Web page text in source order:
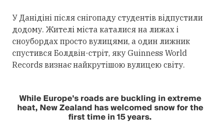
У Данідіні після снігопаду студентів відпустили
додому. Жителі міста каталися на лижах і
сноубордах просто вулицями, а один лижник
спустився Болдвін-стріт, яку Guinness World
Records визнає найкрутішою вулицею світу.
While Europe's roads are buckling in extreme
heat, New Zealand has welcomed snow for the
first time in 15 years.